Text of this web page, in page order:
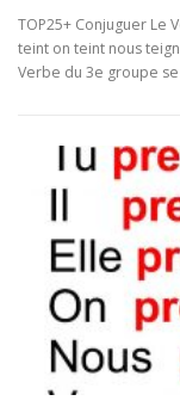
TOP25+ Conjuguer Le
teint on teint nous
Verbe du 3e groupe